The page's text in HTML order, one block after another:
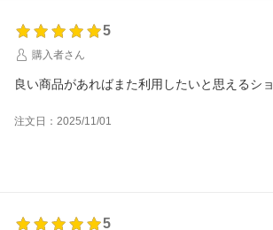
5
購入者さん
良い商品があればまた利用したいと思えるショ
注文日：2025/11/01
5